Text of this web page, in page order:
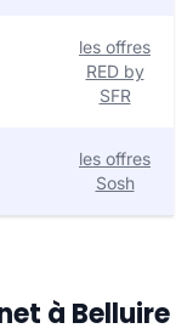
les offres
RED by
SFR
les offres
Sosh
à Belluire